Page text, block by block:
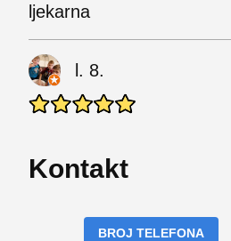
ljekarna
l. 8.
Kontakt
BROJ TELEFONA